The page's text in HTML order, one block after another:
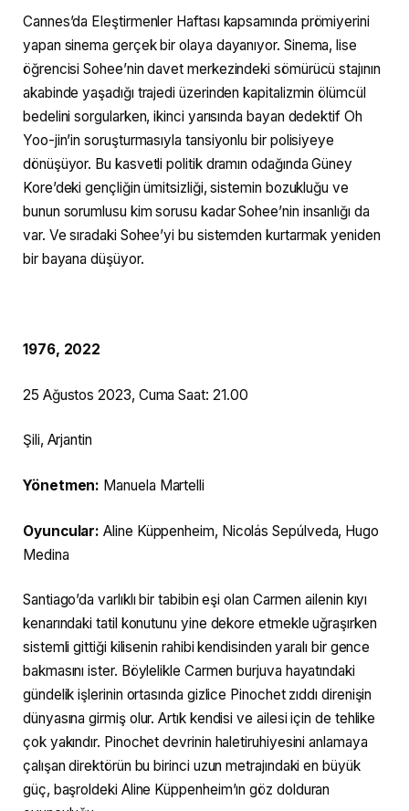
Cannes’da Eleştirmenler Haftası kapsamında prömiyerini
yapan sinema gerçek bir olaya dayanıyor. Sinema, lise
öğrencisi Sohee’nin davet merkezindeki sömürücü stajının
akabinde yaşadığı trajedi üzerinden kapitalizmin ölümcül
bedelini sorgularken, ikinci yarısında bayan dedektif Oh
Yoo-jin’in soruşturmasıyla tansiyonlu bir polisiyeye
dönüşüyor. Bu kasvetli politik dramın odağında Güney
Kore’deki gençliğin ümitsizliği, sistemin bozukluğu ve
bunun sorumlusu kim sorusu kadar Sohee’nin insanlığı da
var. Ve sıradaki Sohee’yi bu sistemden kurtarmak yeniden
bir bayana düşüyor.
1976, 2022
25 Ağustos 2023, Cuma Saat: 21.00
Şili, Arjantin
Yönetmen: Manuela Martelli
Oyuncular:Aline Küppenheim, Nicolás Sepúlveda, Hugo
Medina
Santiago’da varlıklı bir tabibin eşi olan Carmen ailenin kıyı
kenarındaki tatil konutunu yine dekore etmekle uğraşırken
sistemli gittiği kilisenin rahibi kendisinden yaralı bir gence
bakmasını ister. Böylelikle Carmen burjuva hayatındaki
gündelik işlerinin ortasında gizlice Pinochet zıddı direnişin
dünyasına girmiş olur. Artık kendisi ve ailesi için de tehlike
çok yakındır. Pinochet devrinin haletiruhiyesini anlamaya
çalışan direktörün bu birinci uzun metrajındaki en büyük
güç, başroldeki Aline Küppenheim’ın göz dolduran